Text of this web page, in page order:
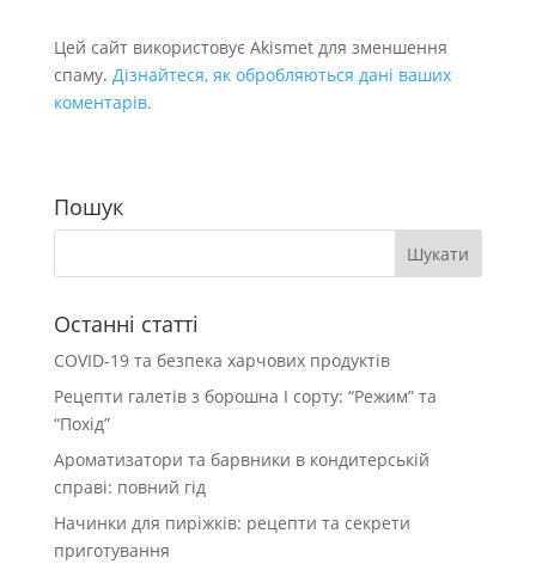
Цей сайт використовує Akismet для зменшення
спаму. Дізнайтеся, як обробляються дані ваших
коментарів.
Пошук
Останні статті
COVID-19 та безпека харчових продуктів
Рецепти галетів з борошна І сорту: “Режим” та
“Похід”
Ароматизатори та барвники в кондитерській
справі: повний гід
Начинки для пиріжків: рецепти та секрети
приготування